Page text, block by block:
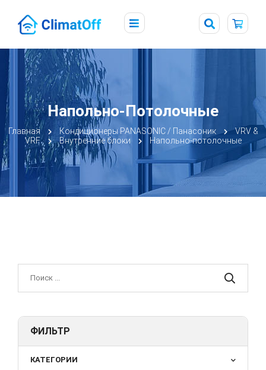
Напольно-Потолочные
Главная Кондиционеры PANASONIC / Панасоник
VRV &
VRF
Внутренние блоки Напольно-потолочные
ФИЛЬТР
КАТЕГОРИИ